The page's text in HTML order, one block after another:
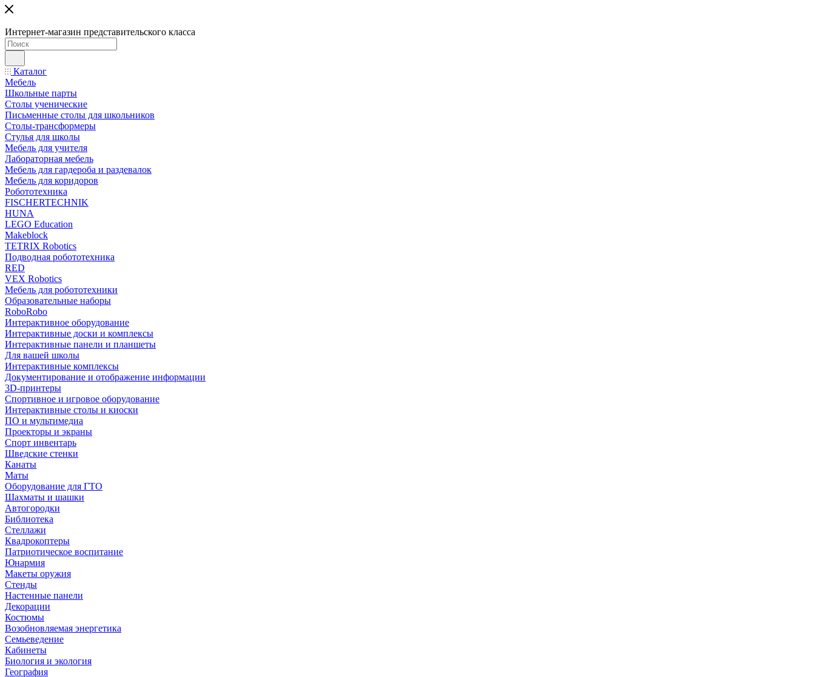
Интернет-магазин представительского класса
Каталог
Мебель
Школьные парты
Столы ученические
Письменные столы для школьников
Столы-трансформеры
Стулья для школы
Мебель для учителя
Лабораторная мебель
Мебель для гардероба и раздевалок
Мебель для коридоров
Робототехника
FISCHERTECHNIK
HUNA
LEGO Education
Makeblock
TETRIX Robotics
Подводная робототехника
RED
VEX Robotics
Мебель для робототехники
Образовательные наборы
RoboRobo
Интерактивное оборудование
Интерактивные доски и комплексы
Интерактивные панели и планшеты
Для вашей школы
Интерактивные комплексы
Документирование и отображение информации
3D-принтеры
Спортивное и игровое оборудование
Интерактивные столы и киоски
ПО и мультимедиа
Проекторы и экраны
Спорт инвентарь
Шведские стенки
Канаты
Маты
Оборудование для ГТО
Шахматы и шашки
Автогородки
Библиотека
Стеллажи
Квадрокоптеры
Патриотическое воспитание
Юнармия
Макеты оружия
Стенды
Настенные панели
Декорации
Костюмы
Возобновляемая энергетика
Семьеведение
Кабинеты
Биология и экология
География